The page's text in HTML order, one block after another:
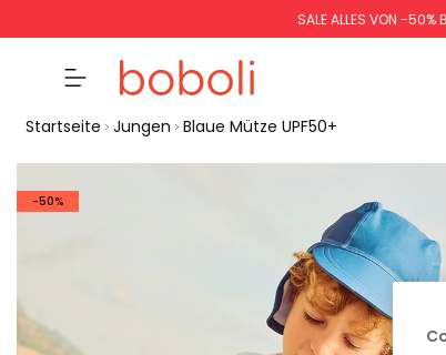
SALE ALLES VON -50%
Startseite Jungen Blaue Mütze UPF50+
-50%